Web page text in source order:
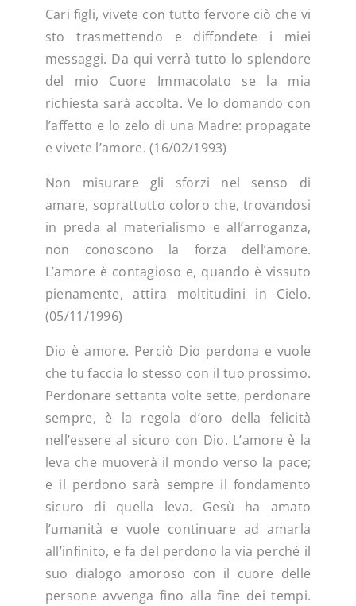
Cari figli, vivete con tutto fervore ciò che vi
sto trasmettendo e diffondete i miei
messaggi. Da qui verrà tutto lo splendore
del mio Cuore Immacolato se la mia
richiesta sarà accolta. Ve lo domando con
l’affetto e lo zelo di una Madre: propagate
e vivete l’amore. (16/02/1993)
Non misurare gli sforzi nel senso di
amare, soprattutto coloro che, trovandosi
in preda al materialismo e all’arroganza,
non conoscono la forza dell’amore.
L’amore è contagioso e, quando è vissuto
pienamente, attira moltitudini in Cielo.
(05/11/1996)
Dio è amore. Perciò Dio perdona e vuole
che tu faccia lo stesso con il tuo prossimo.
Perdonare settanta volte sette, perdonare
sempre, è la regola d’oro della felicità
nell’essere al sicuro con Dio. L’amore è la
leva che muoverà il mondo verso la pace;
e il perdono sarà sempre il fondamento
sicuro di quella leva. Gesù ha amato
l’umanità e vuole continuare ad amarla
all’infinito, e fa del perdono la via perché il
suo dialogo amoroso con il cuore delle
persone avvenga fino alla fine dei tempi.